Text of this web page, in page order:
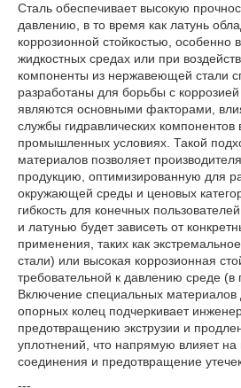
Сталь обеспечивает высокую
давлению, в то время как латунь
коррозионной стойкостью, особенно
жидкостных средах или при
компоненты из нержавеющей стали
разработаны для борьбы с
являются основными факторами,
службы гидравлических компонентов
промышленных условиях. Такой
материалов позволяет
продукцию, оптимизированную для
окружающей среды и ценовых
гибкость для конечных
и латунью будет зависеть от
применения, таких как
стали) или высокая коррозионная
требовательной к давлению среде (в
Включение специальных материалов
опорных колец подчеркивает
предотвращению экструзии и
уплотнений, что напрямую влияет на
соединения и предотвращение